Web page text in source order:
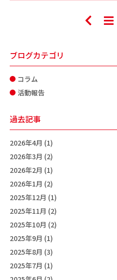
ブログカテゴリ
コラム
活動報告
過去記事
2026年4月 (1)
2026年3月 (2)
2026年2月 (1)
2026年1月 (2)
2025年12月 (1)
2025年11月 (2)
2025年10月 (2)
2025年9月 (1)
2025年8月 (3)
2025年7月 (1)